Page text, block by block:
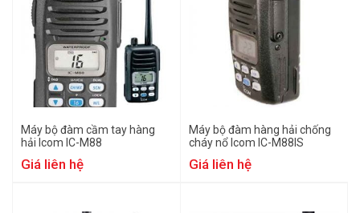
Máy bộ đàm cầm tay hàng
hải Icom IC-M88
Giá liên hệ
Máy bộ đàm hàng hải chống
cháy nổ Icom IC-M88IS
Giá liên hệ